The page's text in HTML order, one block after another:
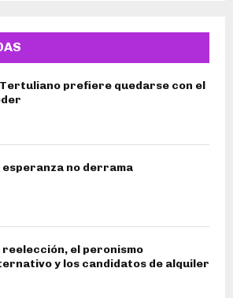
Tertuliano prefiere quedarse con el
esperanza no derrama
reelección, el peronismo
y los candidatos de alquiler